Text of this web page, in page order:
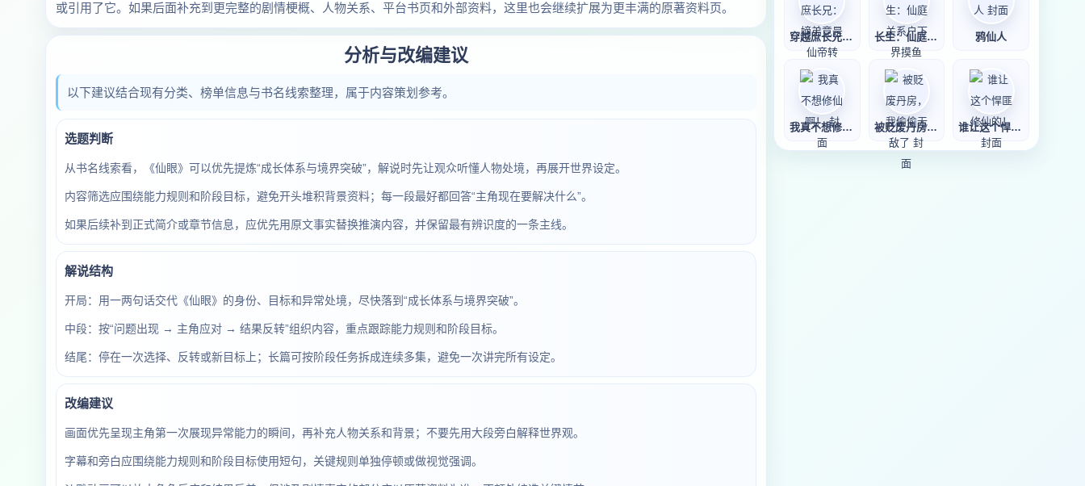
或引用了它。如果后面补充到更完整的剧情梗概、人物关系、平台书页和外部资料，这里也会继续扩展为更丰满的原著资料页。
分析与改编建议
以下建议结合现有分类、榜单信息与书名线索整理，属于内容策划参考。
选题判断
从书名线索看，《仙眼》可以优先提炼“成长体系与境界突破”，解说时先让观众听懂人物处境，再展开世界设定。
内容筛选应围绕能力规则和阶段目标，避免开头堆积背景资料；每一段最好都回答“主角现在要解决什么”。
如果后续补到正式简介或章节信息，应优先用原文事实替换推演内容，并保留最有辨识度的一条主线。
解说结构
开局：用一两句话交代《仙眼》的身份、目标和异常处境，尽快落到“成长体系与境界突破”。
中段：按“问题出现 → 主角应对 → 结果反转”组织内容，重点跟踪能力规则和阶段目标。
结尾：停在一次选择、反转或新目标上；长篇可按阶段任务拆成连续多集，避免一次讲完所有设定。
改编建议
画面优先呈现主角第一次展现异常能力的瞬间，再补充人物关系和背景；不要先用大段旁白解释世界观。
字幕和旁白应围绕能力规则和阶段目标使用短句，关键规则单独停顿或做视觉强调。
穿越庶长兄：嫡弟 长生：仙庭关系户 鸦仙人
我真不想修仙啊！ 被贬废丹房，我偷 谁让这个悍匪修仙